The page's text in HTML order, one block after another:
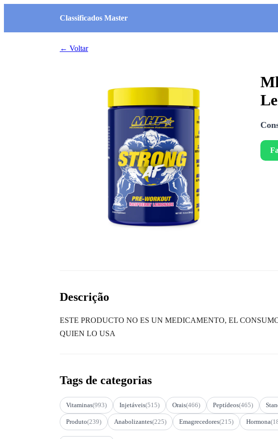
Classificados Master
← Voltar
Descrição
ESTE PRODUCTO NO ES UN MEDICAMENTO, EL
QUIEN LO USA
Tags de categorias
Vitaminas(993) Injetáveis(515) Orais(466) Peptídeos(465)
Produto(239) Anabolizantes(225) Emagrecedores(215) Hormona